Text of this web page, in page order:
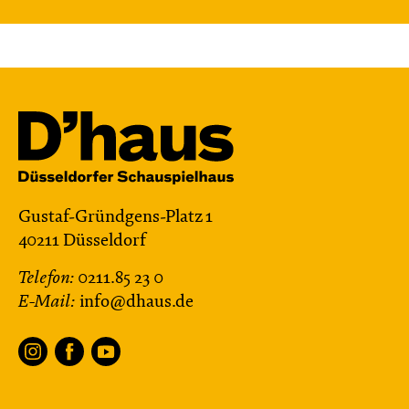
Gustaf-Gründgens-Platz 1
40211 Düsseldorf
Telefon: 0211.85 23 0
E-Mail: info@dhaus.de